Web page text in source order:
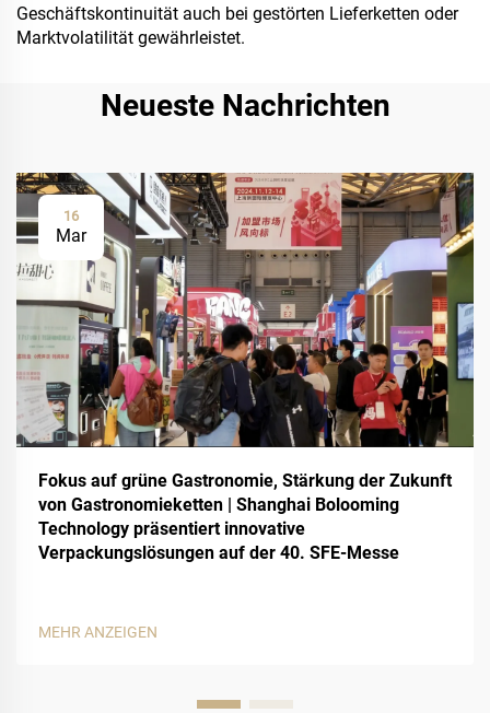
Geschäftskontinuität auch bei gestörten Lieferketten oder
Marktvolatilität gewährleistet.
Neueste Nachrichten
16
Mar
Fokus auf grüne Gastronomie, Stärkung der Zukunft
von Gastronomieketten | Shanghai Bolooming
Technology präsentiert innovative
Verpackungslösungen auf der 40. SFE-Messe
MEHR ANZEIGEN